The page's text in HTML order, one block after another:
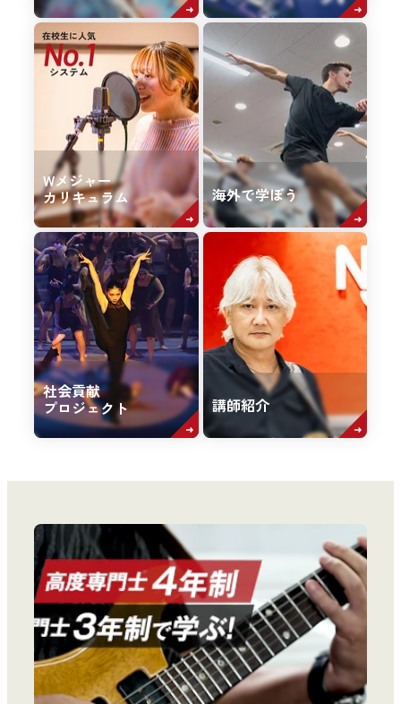
Wメジャー
カリキュラム 海外で学ぼう
社会貢献
プロジェクト 講師紹介